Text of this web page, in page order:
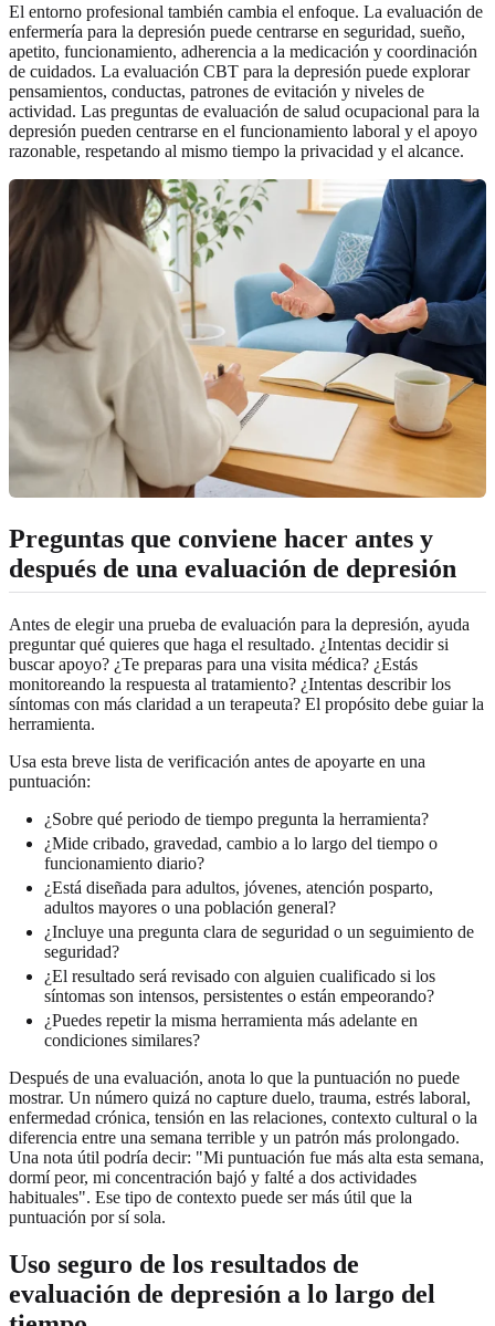
El entorno profesional también cambia el enfoque. La evaluación de
enfermería para la depresión puede centrarse en seguridad, sueño,
apetito, funcionamiento, adherencia a la medicación y coordinación
de cuidados. La evaluación CBT para la depresión puede explorar
pensamientos, conductas, patrones de evitación y niveles de
actividad. Las preguntas de evaluación de salud ocupacional para la
depresión pueden centrarse en el funcionamiento laboral y el apoyo
razonable, respetando al mismo tiempo la privacidad y el alcance.
Preguntas que conviene hacer antes y
después de una evaluación de depresión
Antes de elegir una prueba de evaluación para la depresión, ayuda
preguntar qué quieres que haga el resultado. ¿Intentas decidir si
buscar apoyo? ¿Te preparas para una visita médica? ¿Estás
monitoreando la respuesta al tratamiento? ¿Intentas describir los
síntomas con más claridad a un terapeuta? El propósito debe guiar la
herramienta.
Usa esta breve lista de verificación antes de apoyarte en una
puntuación:
¿Sobre qué periodo de tiempo pregunta la herramienta?
¿Mide cribado, gravedad, cambio a lo largo del tiempo o
funcionamiento diario?
¿Está diseñada para adultos, jóvenes, atención posparto,
adultos mayores o una población general?
¿Incluye una pregunta clara de seguridad o un seguimiento de
seguridad?
¿El resultado será revisado con alguien cualificado si los
síntomas son intensos, persistentes o están empeorando?
¿Puedes repetir la misma herramienta más adelante en
condiciones similares?
Después de una evaluación, anota lo que la puntuación no puede
mostrar. Un número quizá no capture duelo, trauma, estrés laboral,
enfermedad crónica, tensión en las relaciones, contexto cultural o la
diferencia entre una semana terrible y un patrón más prolongado.
Una nota útil podría decir: "Mi puntuación fue más alta esta semana,
dormí peor, mi concentración bajó y falté a dos actividades
habituales". Ese tipo de contexto puede ser más útil que la
puntuación por sí sola.
Uso seguro de los resultados de
evaluación de depresión a lo largo del